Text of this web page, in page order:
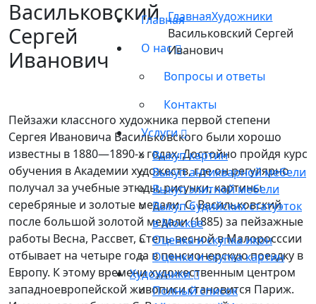
Главная
О нас
Вопросы и ответы
Контакты
Услуги
Выкуп картин
Выкуп антикварной мебели
Выкуп элитной мебели
Выкуп будийских статуэток
в Москве
Оценка и скупка икон
Оценка и скупка картин
Художники
Полный список
Васильковский
Сергей
Иванович
ГлавнаяХудожники
Васильковский Сергей
Иванович
Пейзажи классного художника первой степени
Сергея Ивановича Васильковского были хорошо
известны в 1880—1890-х годах. Достойно пройдя курс
обучения в Академии художеств, где он регулярно
получал за учебные этюды, рисунки, картины
серебряные и золотые медали, С. Васильковский
после большой золотой медали (1885) за пейзажные
работы Весна, Рассвет, Степь весной в Малоросссии
отбывает на четыре года в пенсионерскую поездку в
Европу. К этому времени художественным центром
западноевропейской живописи становится Париж.